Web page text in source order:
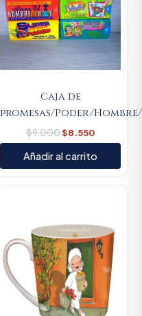
Caja de
promesas/Poder/
$9.000$8.550
Añadir al carrito
$23.000.
Current
$21.850.